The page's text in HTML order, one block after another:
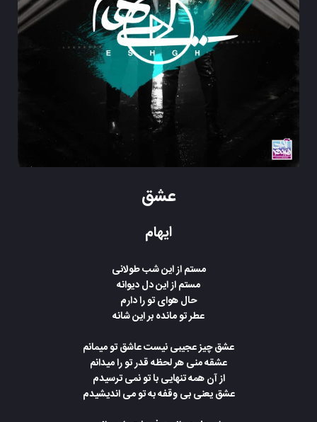
عشق
ایهام
مستم از این شب طولانی
مستم از این دل دیوانه
حال هوای تو را دارم
عطر تو مانده بر این شانه
عشق چیز عجیبی‌ نیست عاشق تو میمانم
عشقه منی‌ هر لحظه قدر تو را میدانم
از آن همه تنهایی با تو نمی ترسیدم
عشق یعنی‌ بی‌ وقفه به تو می اندیشیدم